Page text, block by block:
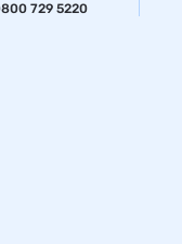
729 5220